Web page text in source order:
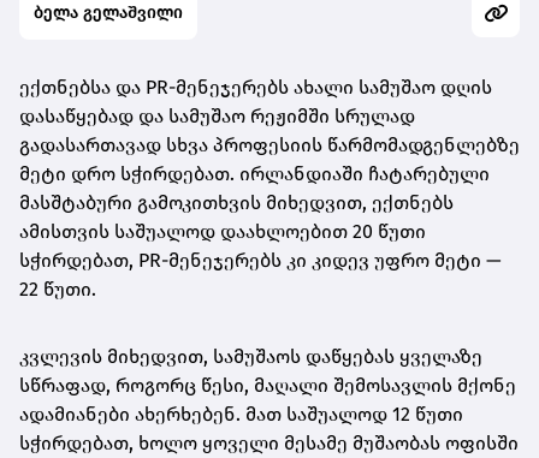
ბელა გელაშვილი
ექთნებსა და PR-მენეჯერებს ახალი სამუშაო დღის
დასაწყებად და სამუშაო რეჟიმში სრულად
გადასართავად სხვა პროფესიის წარმომადგენლებზე
მეტი დრო სჭირდებათ. ირლანდიაში ჩატარებული
მასშტაბური გამოკითხვის მიხედვით, ექთნებს
ამისთვის საშუალოდ დაახლოებით 20 წუთი
სჭირდებათ, PR-მენეჯერებს კი კიდევ უფრო მეტი —
22 წუთი.
კვლევის მიხედვით, სამუშაოს დაწყებას ყველაზე
სწრაფად, როგორც წესი, მაღალი შემოსავლის მქონე
ადამიანები ახერხებენ. მათ საშუალოდ 12 წუთი
სჭირდებათ, ხოლო ყოველი მესამე მუშაობას ოფისში